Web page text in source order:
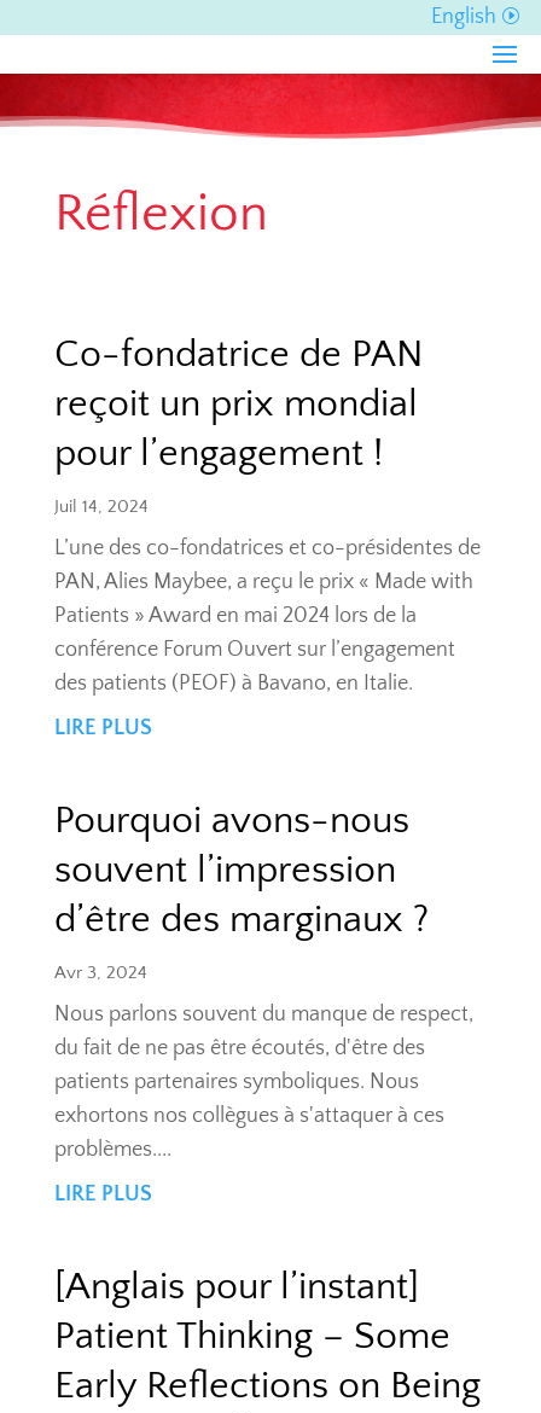
English
Réflexion
Co-fondatrice de PAN
reçoit un prix mondial
pour l’engagement !
Juil 14, 2024
L’une des co-fondatrices et co-présidentes de
PAN, Alies Maybee, a reçu le prix « Made with
Patients » Award en mai 2024 lors de la
conférence Forum Ouvert sur l’engagement
des patients (PEOF) à Bavano, en Italie.
LIRE PLUS
Pourquoi avons-nous
souvent l’impression
d’être des marginaux ?
Avr 3, 2024
Nous parlons souvent du manque de respect,
du fait de ne pas être écoutés, d'être des
patients partenaires symboliques. Nous
exhortons nos collègues à s'attaquer à ces
problèmes....
LIRE PLUS
[Anglais pour l’instant]
Patient Thinking – Some
Early Reflections on Being